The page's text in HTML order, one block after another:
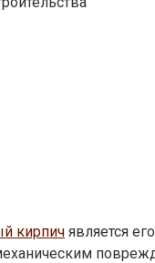
кирпич является